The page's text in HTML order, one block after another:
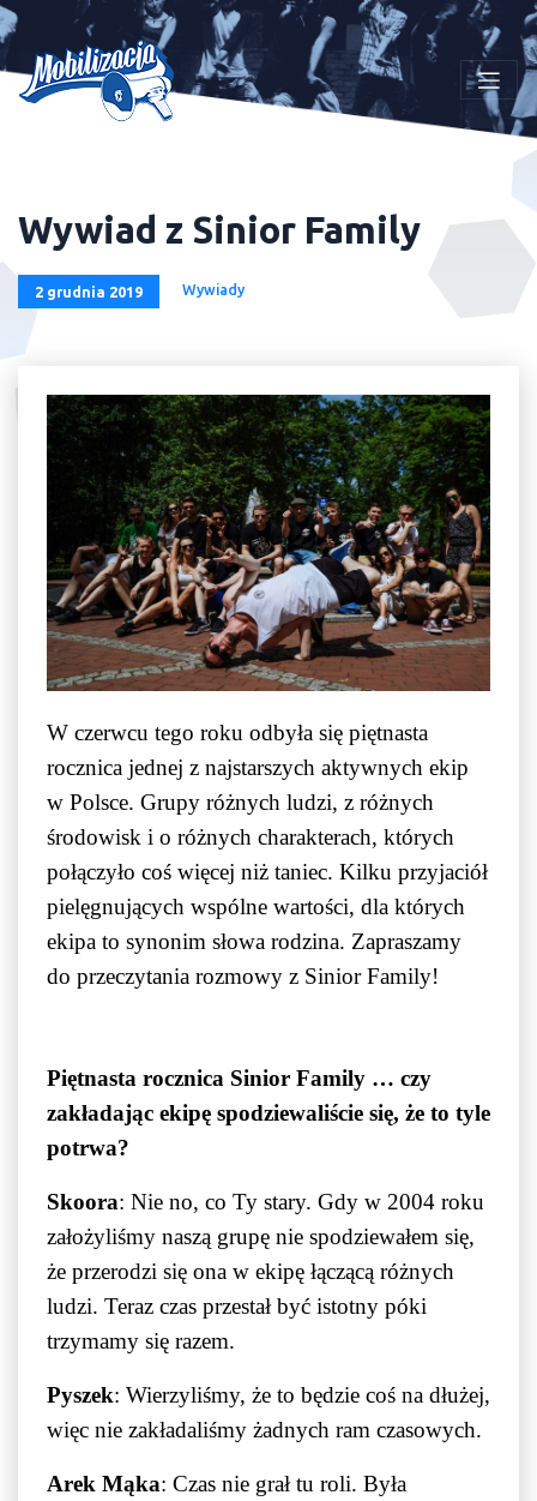
Wywiad z Sinior Family
2 grudnia 2019 Wywiady
W czerwcu tego roku odbyła się piętnasta
rocznica jednej z najstarszych aktywnych ekip
w Polsce. Grupy różnych ludzi, z różnych
środowisk i o różnych charakterach, których
połączyło coś więcej niż taniec. Kilku przyjaciół
pielęgnujących wspólne wartości, dla których
ekipa to synonim słowa rodzina. Zapraszamy
do przeczytania rozmowy z Sinior Family!
Piętnasta rocznica Sinior Family … czy
zakładając ekipę spodziewaliście się, że to tyle
potrwa?
Skoora: Nie no, co Ty stary. Gdy w 2004 roku
założyliśmy naszą grupę nie spodziewałem się,
że przerodzi się ona w ekipę łączącą różnych
ludzi. Teraz czas przestał być istotny póki
trzymamy się razem.
Pyszek: Wierzyliśmy, że to będzie coś na dłużej,
więc nie zakładaliśmy żadnych ram czasowych.
Arek Mąka: Czas nie grał tu roli. Była